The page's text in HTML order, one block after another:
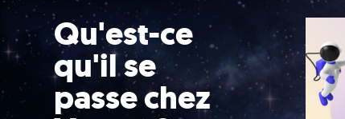
Qu'est-ce
qu'il se
passe chez